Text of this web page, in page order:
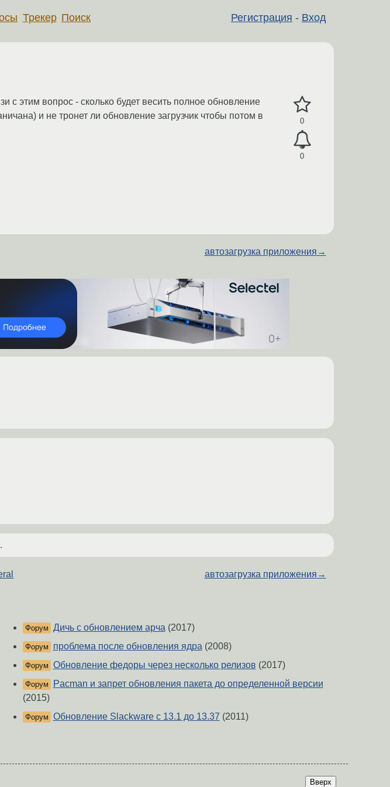
Регистрация - Вход
Трекер Поиск
0
0
с этим вопрос - сколько будет весить полное обновление
и не тронет ли обновление загрузчик чтобы потом в
автозагрузка приложения →
автозагрузка приложения →
Форум Дичь с обновлением арча(2017)
Форум проблема после обновления ядра(2008)
Форум Обновление федоры через несколько релизов (2017)
Форум
Pacman и запрет обновления пакета до определенной версии
(2015)
Форум Обновление Slackware с 13.1 до 13.37 (2011)
Вверх